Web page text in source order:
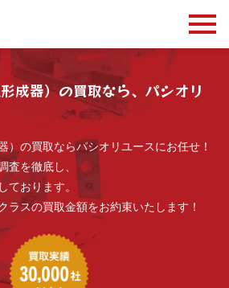
成器）の買取なら、パシオリ
）の買取ならパシオリユースにお任せ！
査を徹底し、
ております。
ラスの買取金額をお約束いたします！